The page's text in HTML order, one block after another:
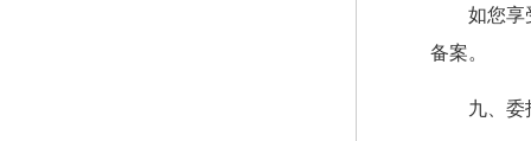
如您享
备案。
九、委